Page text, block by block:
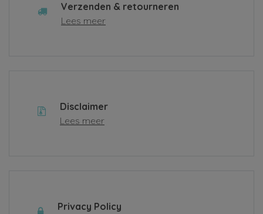
Verzenden & retourneren
Lees meer
Disclaimer
Lees meer
Privacy Policy